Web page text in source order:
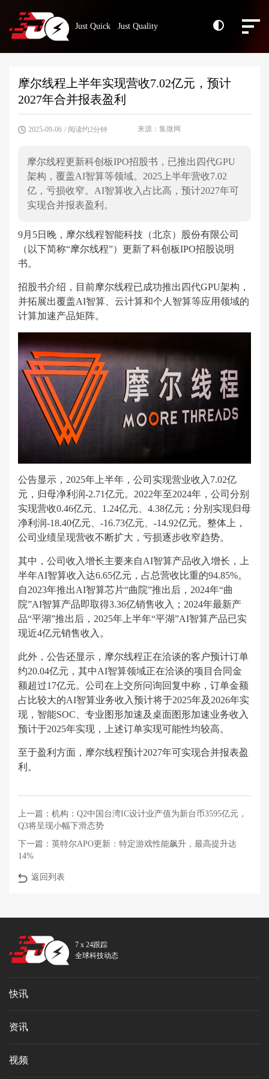
Just Quick Just Quality
摩尔线程上半年实现营收7.02亿元，预计
2027年合并报表盈利
2025-09-06 / 阅读约2分钟 来源：集微网
摩尔线程更新科创板IPO招股书，已推出四代GPU
架构，覆盖AI智算等领域。2025上半年营收7.02
亿，亏损收窄。AI智算收入占比高，预计2027年可
实现合并报表盈利。
9月5日晚，摩尔线程智能科技（北京）股份有限公司
（以下简称“摩尔线程”）更新了科创板IPO招股说明
书。
招股书介绍，目前摩尔线程已成功推出四代GPU架构，
并拓展出覆盖AI智算、云计算和个人智算等应用领域的
计算加速产品矩阵。
公告显示，2025年上半年，公司实现营业收入7.02亿
元，归母净利润-2.71亿元。2022年至2024年，公司分别
实现营收0.46亿元、1.24亿元、4.38亿元；分别实现归母
净利润-18.40亿元、-16.73亿元、-14.92亿元。整体上，
公司业绩呈现营收不断扩大，亏损逐步收窄趋势。
其中，公司收入增长主要来自AI智算产品收入增长，上
半年AI智算收入达6.65亿元，占总营收比重的94.85%。
自2023年推出AI智算芯片“曲院”推出后，2024年“曲
院”AI智算产品即取得3.36亿销售收入；2024年最新产
品“平湖”推出后，2025年上半年“平湖”AI智算产品已实
现近4亿元销售收入。
此外，公告还显示，摩尔线程正在洽谈的客户预计订单
约20.04亿元，其中AI智算领域正在洽谈的项目合同金
额超过17亿元。公司在上交所问询回复中称，订单金额
占比较大的AI智算业务收入预计将于2025年及2026年实
现，智能SOC、专业图形加速及桌面图形加速业务收入
预计于2025年实现，上述订单实现可能性均较高。
至于盈利方面，摩尔线程预计2027年可实现合并报表盈
利。
上一篇： 机构：Q2中国台湾IC设计业产值为新台币3595亿元，
Q3将呈现小幅下滑态势
下一篇： 英特尔APO更新：特定游戏性能飙升，最高提升达
14%
返回列表
7 x 24跟踪
全球科技动态
快讯
资讯
视频